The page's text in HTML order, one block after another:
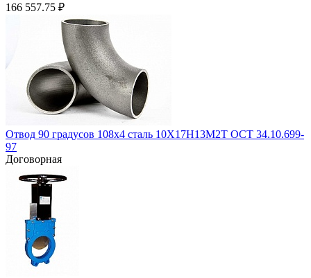
166 557.75 ₽
Отвод 90 градусов 108х4 сталь 10Х17Н13М2Т ОСТ 34.10.699-
97
Договорная